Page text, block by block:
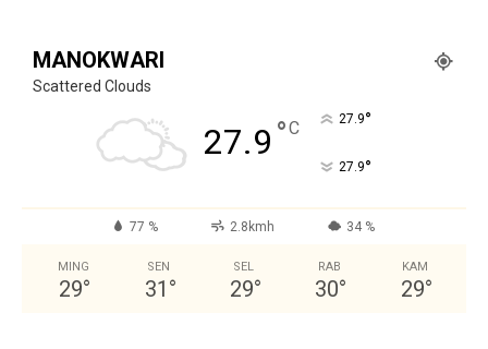
MANOKWARI
Scattered Clouds
27.9 °C 27.9°
27.9°
77 % 2.8kmh 34 %
MING
29°
SEN
31 °
SEL
29°
RAB
30°
KAM
29°